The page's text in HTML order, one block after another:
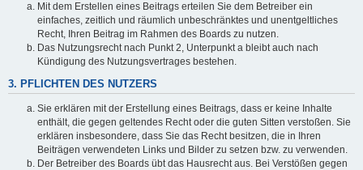
Mit dem Erstellen eines Beitrags erteilen Sie dem Betreiber ein
einfaches, zeitlich und räumlich unbeschränktes und unentgeltliches
Recht, Ihren Beitrag im Rahmen des Boards zu nutzen.
Das Nutzungsrecht nach Punkt 2, Unterpunkt a bleibt auch nach
Kündigung des Nutzungsvertrages bestehen.
3. PFLICHTEN DES NUTZERS
Sie erklären mit der Erstellung eines Beitrags, dass er keine Inhalte
enthält, die gegen geltendes Recht oder die guten Sitten verstoßen. Sie
erklären insbesondere, dass Sie das Recht besitzen, die in Ihren
Beiträgen verwendeten Links und Bilder zu setzen bzw. zu verwenden.
Der Betreiber des Boards übt das Hausrecht aus. Bei Verstößen gegen